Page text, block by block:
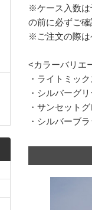
※ケース入数は
の前に必ずご確
※ご注文の際は
<カラーバリエ
・ライトミッ
・シルバーグ
・サンセット
・シルバーブラ